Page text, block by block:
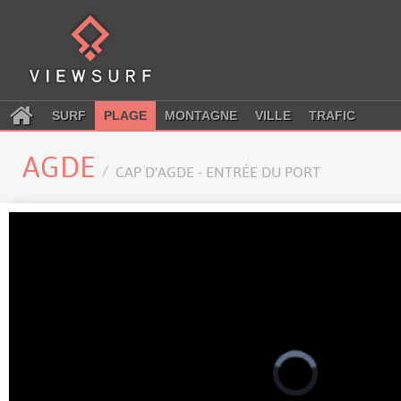
SURF PLAGE MONTAGNE VILLE TRAFIC
AGDE CAP D'AGDE - ENTRÉE DU PORT